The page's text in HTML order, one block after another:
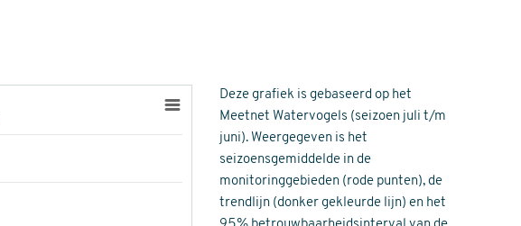
Deze grafiek is gebaseerd op het
Meetnet Watervogels (seizoen juli t/m
juni). Weergegeven is het
seizoensgemiddelde in de
monitoringgebieden (rode punten), de
trendlijn (donker gekleurde lijn) en het